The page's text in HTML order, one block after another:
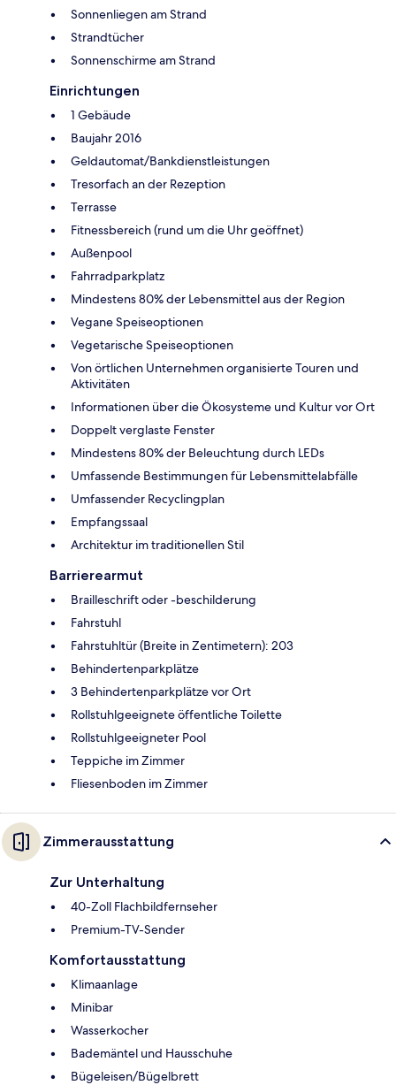
Sonnenliegen am Strand
Strandtücher
Sonnenschirme am Strand
Einrichtungen
1 Gebäude
Baujahr 2016
Geldautomat/Bankdienstleistungen
Tresorfach an der Rezeption
Terrasse
Fitnessbereich (rund um die Uhr geöffnet)
Außenpool
Fahrradparkplatz
Mindestens 80% der Lebensmittel aus der Region
Vegane Speiseoptionen
Vegetarische Speiseoptionen
Von örtlichen Unternehmen organisierte Touren und
Aktivitäten
Informationen über die Ökosysteme und Kultur vor Ort
Doppelt verglaste Fenster
Mindestens 80% der Beleuchtung durch LEDs
Umfassende Bestimmungen für Lebensmittelabfälle
Umfassender Recyclingplan
Empfangssaal
Architektur im traditionellen Stil
Barrierearmut
Brailleschrift oder -beschilderung
Fahrstuhl
Fahrstuhltür (Breite in Zentimetern): 203
Behindertenparkplätze
3 Behindertenparkplätze vor Ort
Rollstuhlgeeignete öffentliche Toilette
Rollstuhlgeeigneter Pool
Teppiche im Zimmer
Fliesenboden im Zimmer
Zimmerausstattung
Zur Unterhaltung
40-Zoll Flachbildfernseher
Premium-TV-Sender
Komfortausstattung
Klimaanlage
Minibar
Wasserkocher
Bademäntel und Hausschuhe
Bügeleisen/Bügelbrett